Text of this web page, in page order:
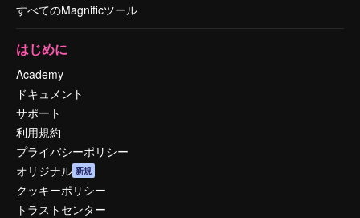
すべてのMagnificツール
はじめに
Academy
ドキュメント
サポート
利用規約
プライバシーポリシー
オリジナル 新規
クッキーポリシー
トラストセンター